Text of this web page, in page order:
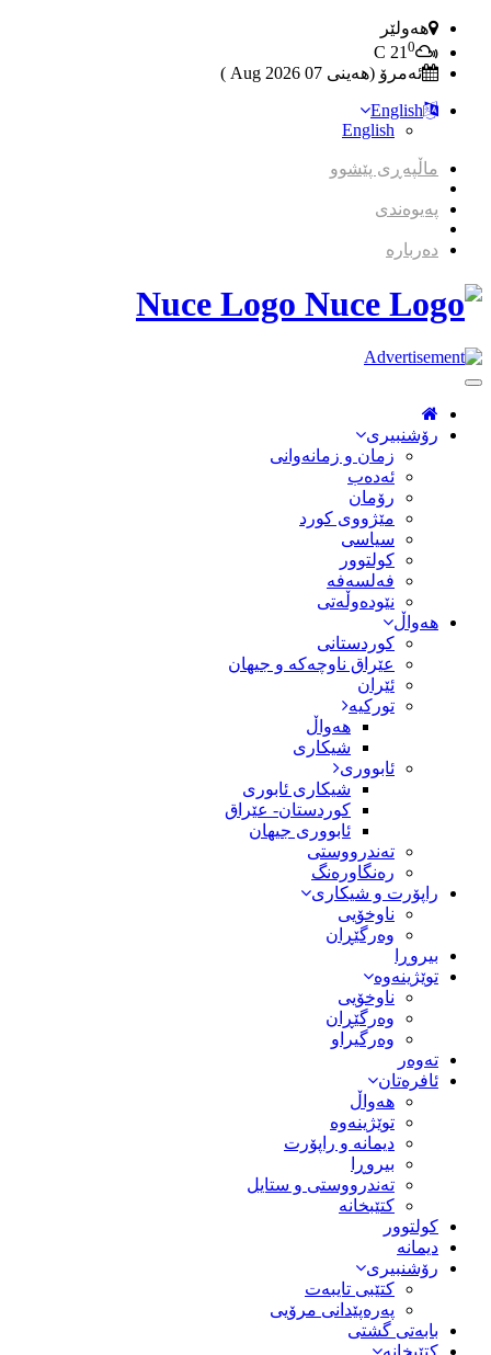
هەولێر
21 0
ئەمرۆ (هەینی 07 2026 Aug )
English
English
ماڵپەڕی پێشوو
پەیوەندی
دەربارە
Nuce Logo
Toggle
Navigation
رۆشنبیری
زمان و زمانه‌وانی
ئەدەب
رۆمان
مێژووى کورد
سیاسى
کولتوور
فەلسەفە
نێودەوڵەتی
هەواڵ
کوردستانی
عێراق ناوچەکە و جیهان
ئێران
تورکیە
هەواڵ
شیکاری
ئابووری
شیکاری ئابوری
کوردستان- عێراق
ئابووری جیهان
تەندرووستی
رەنگاورەنگ
راپۆرت و شیکاری
ناوخۆیی
وەرگێڕان
بیروڕا
توێژینەوە
ناوخۆیی
وەرگێڕان
وەرگیراو
تەوەر
ئافرەتان
هەواڵ
توێژینەوە
دیمانە و راپۆرت
بیروڕا
تەندرووستی و ستایل
کتێبخانە
کولتوور
دیمانە
رۆشنبیری
کتێبی تایبەت
پەرەپێدانی مرۆیی
بابەتی گشتی